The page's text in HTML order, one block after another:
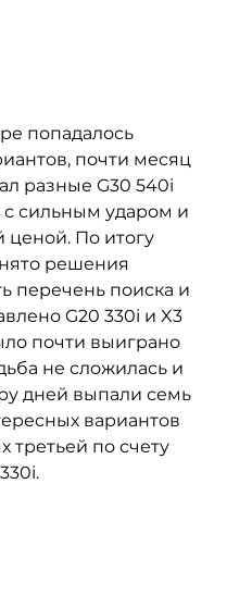
попадалось
почти месяц
разные G30 540i
с сильным ударом и
ценой. По итогу
решения
перечень поиска и
G20 330i и X3
почти выиграно
не сложилась и
дней выпали семь
вариантов
третьей по счету